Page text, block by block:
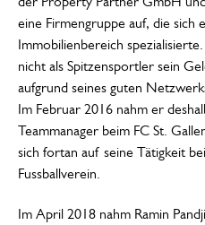
eine Firmengruppe auf, die sich
Immobilienbereich
nicht als Spitzensportler sein
aufgrund seines guten
Im Februar 2016 nahm er
Teammanager beim FC St.
sich fortan auf seine Tätigkeit
Fussballverein.
Im April 2018 nahm Ramin